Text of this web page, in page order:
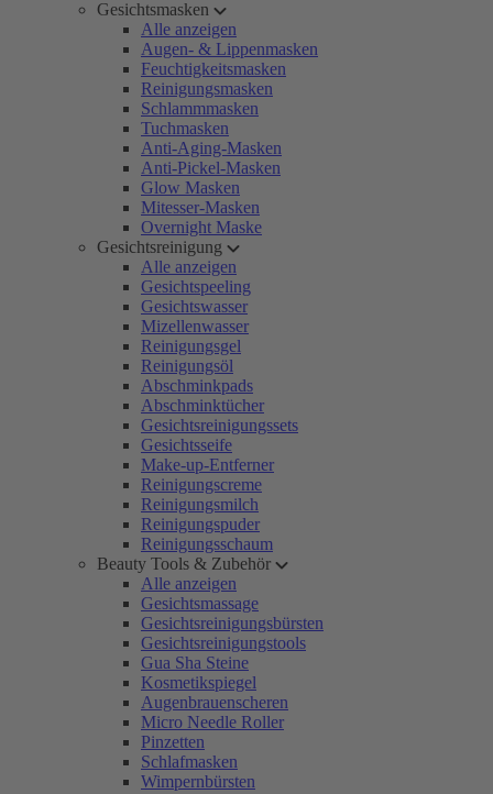
Gesichtsmasken
Alle anzeigen
Augen- & Lippenmasken
Feuchtigkeitsmasken
Reinigungsmasken
Schlammmasken
Tuchmasken
Anti-Aging-Masken
Anti-Pickel-Masken
Glow Masken
Mitesser-Masken
Overnight Maske
Gesichtsreinigung
Alle anzeigen
Gesichtspeeling
Gesichtswasser
Mizellenwasser
Reinigungsgel
Reinigungsöl
Abschminkpads
Abschminktücher
Gesichtsreinigungssets
Gesichtsseife
Make-up-Entferner
Reinigungscreme
Reinigungsmilch
Reinigungspuder
Reinigungsschaum
Beauty Tools & Zubehör
Alle anzeigen
Gesichtsmassage
Gesichtsreinigungsbürsten
Gesichtsreinigungstools
Gua Sha Steine
Kosmetikspiegel
Augenbrauenscheren
Micro Needle Roller
Pinzetten
Schlafmasken
Wimpernbürsten